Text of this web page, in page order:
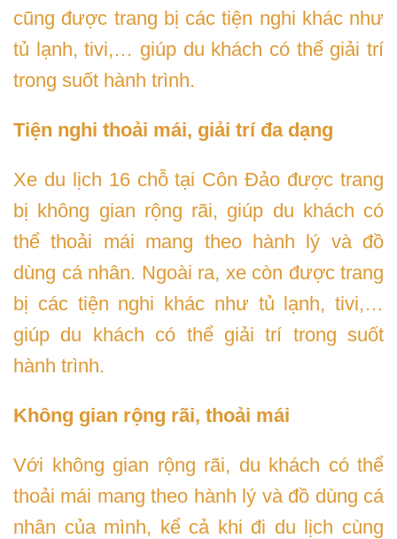
cũng được trang bị các tiện nghi khác như
tủ lạnh, tivi,… giúp du khách có thể giải trí
trong suốt hành trình.
Tiện nghi thoải mái, giải trí đa dạng
Xe du lịch 16 chỗ tại Côn Đảo được trang
bị không gian rộng rãi, giúp du khách có
thể thoải mái mang theo hành lý và đồ
dùng cá nhân. Ngoài ra, xe còn được trang
bị các tiện nghi khác như tủ lạnh, tivi,…
giúp du khách có thể giải trí trong suốt
hành trình.
Không gian rộng rãi, thoải mái
Với không gian rộng rãi, du khách có thể
thoải mái mang theo hành lý và đồ dùng cá
nhân của mình, kể cả khi đi du lịch cùng